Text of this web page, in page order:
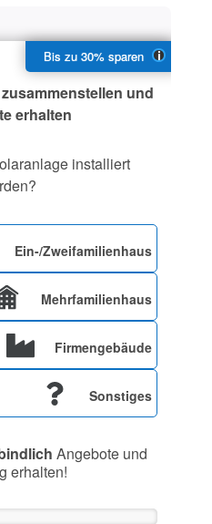
und
erhalten
installiert
Ein-/Zweifamilienhaus
Mehrfamilienhaus
Firmengebäude
Sonstiges
Angebote und
erhalten!